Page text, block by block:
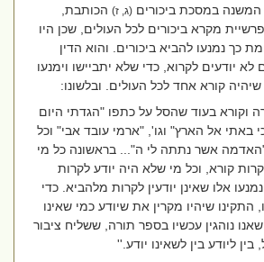
במסכת ביכורים(ג, ז)הכותבת,
מקרא ביכורים לכל העולים, שכן היו
נמנעו להביא ביכורים. והוא הדין
יודעים לקרוא, כדי שלא יתביישו וימנעו
קורא אחד לכל העולים. ובלשונו:
וקורא בעוד שהסל על כתפו "הגדתי היום
אל הארץ" וגו', "ארמי עובד אבי" וכל
אשר נתתה לי ה"... בראשונה כל מי
קורא, וכל מי שלא היה יודע לקרות
אלו שאינן יודעין לקרות מלהביא. כדי
שיהיו מקרין את שיודע כמי שאינו
נוהגין עכשיו בספר תורה, ששליח ציבור
ליודע בין לשאינו יודע.''